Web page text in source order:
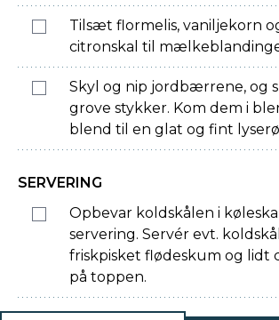
Tilsæt flormelis, vaniljekorn
citronskal til
Skyl og nip jordbærrene, og
grove stykker. Kom dem i
blend til en glat og fint
SERVERING
Opbevar koldskålen i
servering. Servér evt.
friskpisket flødeskum og lidt
på toppen.